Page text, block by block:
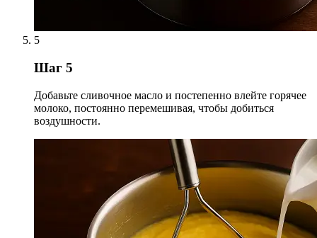
5
Шаг 5
Добавьте сливочное масло и постепенно влейте горячее
молоко, постоянно перемешивая, чтобы добиться
воздушности.